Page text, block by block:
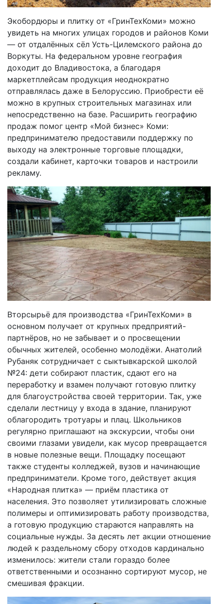
Экобордюры и плитку от «ГринТехКоми» можно
увидеть на многих улицах городов и районов Коми
— от отдалённых сёл Усть-Цилемского района до
Воркуты. На федеральном уровне география
доходит до Владивостока, а благодаря
маркетплейсам продукция неоднократно
отправлялась даже в Белоруссию. Приобрести её
можно в крупных строительных магазинах или
непосредственно на базе. Расширить географию
продаж помог центр «Мой бизнес» Коми:
предпринимателю предоставили поддержку по
выходу на электронные торговые площадки,
создали кабинет, карточки товаров и настроили
рекламу.
Вторсырьё для производства «ГринТехКоми» в
основном получает от крупных предприятий-
партнёров, но не забывает и о просвещении
обычных жителей, особенно молодёжи. Анатолий
Рубаняк сотрудничает с сыктывкарской школой
№24: дети собирают пластик, сдают его на
переработку и взамен получают готовую плитку
для благоустройства своей территории. Так, уже
сделали лестницу у входа в здание, планируют
облагородить тротуары и плац. Школьников
регулярно приглашают на экскурсии, чтобы они
своими глазами увидели, как мусор превращается
в новые полезные вещи. Площадку посещают
также студенты колледжей, вузов и начинающие
предприниматели. Кроме того, действует акция
«Народная плитка» — приём пластика от
населения. Это позволяет утилизировать сложные
полимеры и оптимизировать работу производства,
а готовую продукцию стараются направлять на
социальные нужды. За десять лет акции отношение
людей к раздельному сбору отходов кардинально
изменилось: жители стали гораздо более
ответственными и осознанно сортируют мусор, не
смешивая фракции.